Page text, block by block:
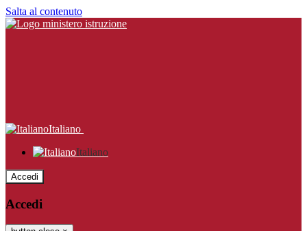
Salta al contenuto
Italiano
Italiano
Accedi
Accedi